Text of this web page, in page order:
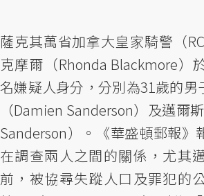
薩克其萬省加拿大皇家騎警（
克摩爾（Rhonda Blackmore）
名嫌疑人身分，分別為31歲的
（Damien Sanderson）及邁爾
Sanderson）。《華盛頓郵報》
在調查兩人之間的關係，尤其
前，被協尋失蹤人口及罪犯的